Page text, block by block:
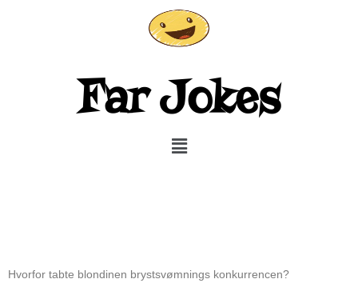
Far Jokes
Menu
Hvorfor tabte blondinen brystsvømnings konkurrencen?